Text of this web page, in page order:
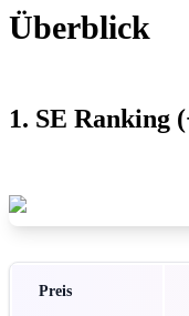
Überblick
1. SE Ranking
Preis